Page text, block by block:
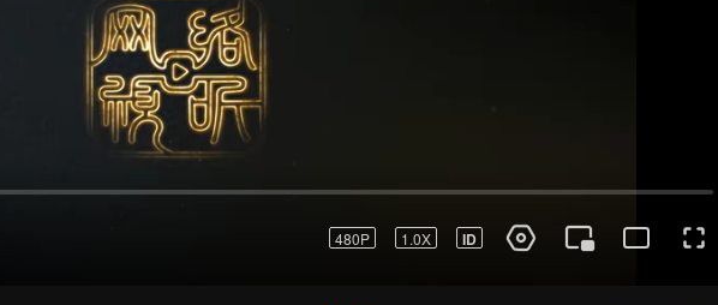
01-30